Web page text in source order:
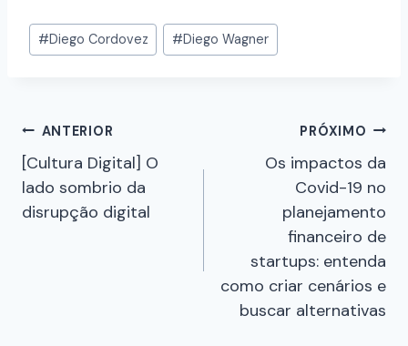
#Diego Cordovez #Diego Wagner
ANTERIOR
[Cultura Digital] O
lado sombrio da
disrupção digital
PRÓXIMO
Os impactos da
Covid-19 no
planejamento
financeiro de
startups: entenda
como criar cenários e
buscar alternativas